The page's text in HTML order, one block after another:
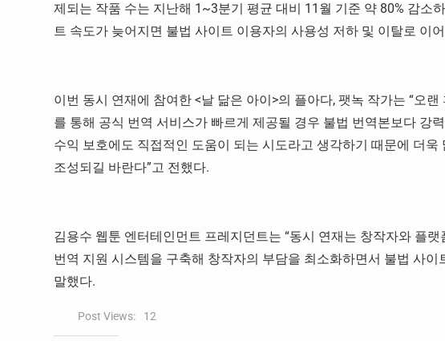
제되는 작품 수는 지난해 1~3분기 평균 대비 11월 기준 약 80% 감소
트 속도가 늦어지면 불법 사이트 이용자의 사용성 저하 및 이탈로 이
이번 동시 연재에 참여한 <날 닮은 아이>의 플아다, 팻녹 작가는 “오
를 통해 공식 번역 서비스가 빠르게 제공될 경우 불법 번역본보다 강
수익 보호에도 직접적인 도움이 되는 시도라고 생각하기 때문에 더
조성되길 바란다”고 전했다.
김용수 웹툰 엔터테인먼트 프레지던트는 “동시 연재는 창작자와 플
번역 지원 시스템을 구축해 창작자의 부담을 최소화하면서 불법 사
말했다.
Post Views: 12